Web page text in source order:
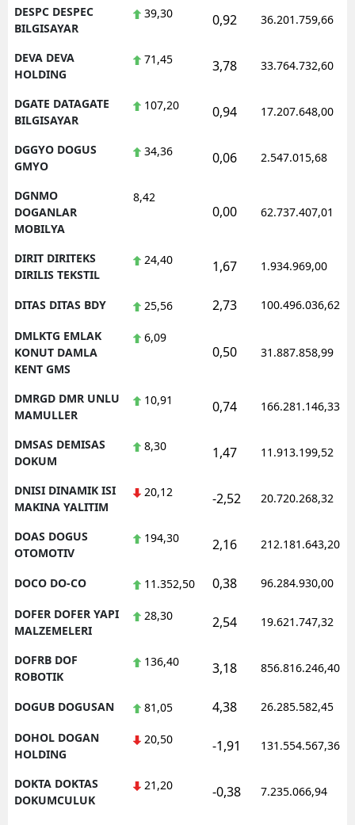
DESPC DESPEC
BILGISAYAR
39,30 0,92 36.201.759,66
DEVA DEVA
HOLDING
71,45 3,78 33.764.732,60
DGATE DATAGATE
BILGISAYAR
107,20 0,94 17.207.648,00
DGGYO DOGUS
GMYO
34,36 0,06 2.547.015,68
DGNMO
DOGANLAR
MOBILYA
8,42
0,00 62.737.407,01
DIRIT DIRITEKS
DIRILIS TEKSTIL
24,40 1,67 1.934.969,00
DITAS DITAS BDY 25,56 2,73 100.496.036,62
DMLKTG EMLAK
KONUT DAMLA
KENT GMS
6,09
0,50 31.887.858,99
DMRGD DMR UNLU
MAMULLER
10,91 0,74 166.281.146,33
DMSAS DEMISAS
DOKUM
8,30 1,47 11.913.199,52
DNISI DINAMIK ISI
MAKINA YALITIM
20,12 -2,52 20.720.268,32
DOAS DOGUS
OTOMOTIV
194,30 2,16 212.181.643,20
DOCO DO-CO 11.352,50 0,38 96.284.930,00
DOFER DOFER YAPI
MALZEMELERI
28,30 2,54 19.621.747,32
DOFRB DOF
ROBOTIK
136,40 3,18 856.816.246,40
DOGUB DOGUSAN 81,05 4,38 26.285.582,45
DOHOL DOGAN
HOLDING
20,50 -1,91 131.554.567,36
DOKTA DOKTAS
DOKUMCULUK
21,20 -0,38 7.235.066,94